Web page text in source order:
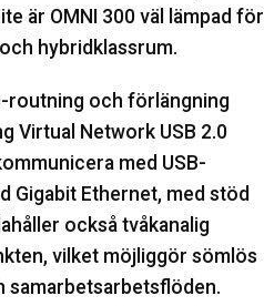
är OMNI 300 väl lämpad för
hybridklassrum.
routning och förlängning
Virtual Network USB 2.0
med USB-
Gigabit Ethernet, med stöd
också tvåkanalig
vilket möjliggör sömlös
samarbetsarbetsflöden.